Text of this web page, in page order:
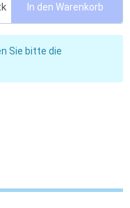
In den Warenkorb
Sie bitte die